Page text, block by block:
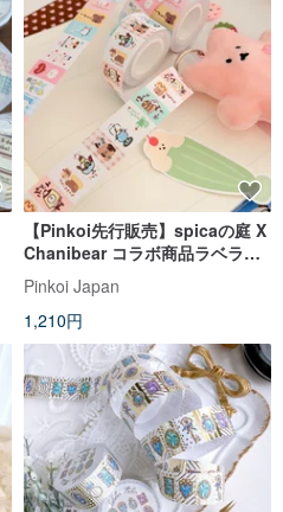
【Pinkoi先行販売】spicaの庭 X
Chanibear コラボ商品ラベラシ
ール喫茶店
Pinkoi Japan
1,210円